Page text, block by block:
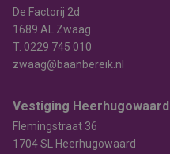
De Factorij 2d
1689 AL Zwaag
T. 0229 745 010
zwaag@baanbereik.nl
Vestiging Heerhugowaard
Flemingstraat 36
1704 SL Heerhugowaard